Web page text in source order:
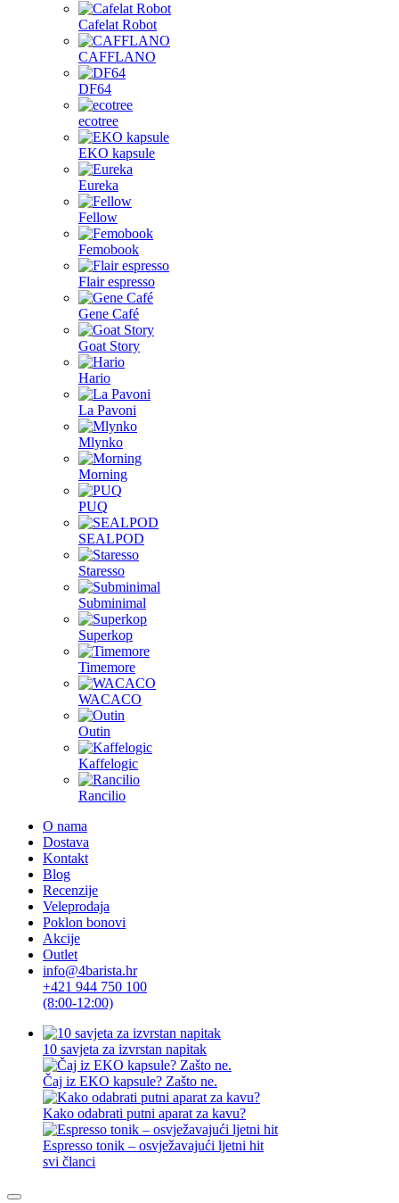
Cafelat Robot
CAFFLANO
DF64
ecotree
EKO kapsule
Eureka
Fellow
Femobook
Flair espresso
Gene Café
Goat Story
Hario
La Pavoni
Mlynko
Morning
PUQ
SEALPOD
Staresso
Subminimal
Superkop
Timemore
WACACO
Outin
Kaffelogic
Rancilio
O nama
Dostava
Kontakt
Blog
Recenzije
Veleprodaja
Poklon bonovi
Akcije
Outlet
info@4barista.hr
+421 944 750 100
(8:00-12:00)
10 savjeta za izvrstan napitak
Čaj iz EKO kapsule? Zašto ne.
Kako odabrati putni aparat za kavu?
Espresso tonik – osvježavajući ljetni hit
svi članci